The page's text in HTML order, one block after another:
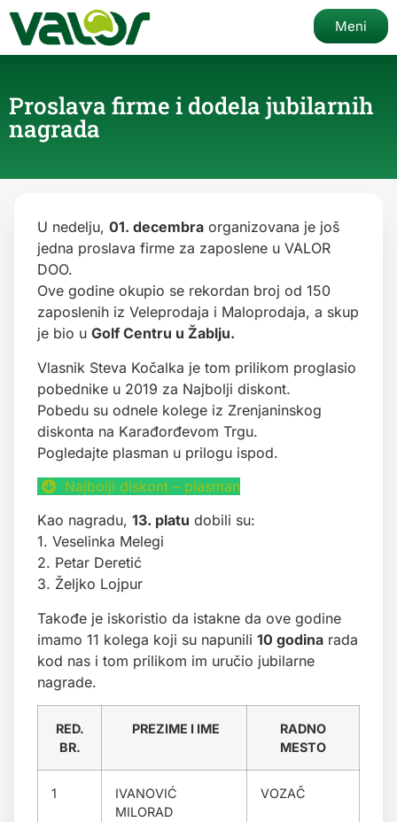
Meni
Proslava firme i dodela jubilarnih
nagrada
U nedelju, 01. decembra organizovana je još
jedna proslava firme za zaposlene u VALOR
DOO.
Ove godine okupio se rekordan broj od 150
zaposlenih iz Veleprodaja i Maloprodaja, a skup
je bio u Golf Centru u Žablju.
Vlasnik Steva Kočalka je tom prilikom proglasio
pobednike u 2019 za Najbolji diskont.
Pobedu su odnele kolege iz Zrenjaninskog
diskonta na Karađorđevom Trgu.
Pogledajte plasman u prilogu ispod.
Najbolji diskont – plasman
Kao nagradu, 13. platu dobili su:
1. Veselinka Melegi
2. Petar Deretić
3. Željko Lojpur
Takođe je iskoristio da istakne da ove godine
imamo 11 kolega koji su napunili 10 godina rada
kod nas i tom prilikom im uručio jubilarne
nagrade.
RED.
BR.
PREZIME I IME
RADNO
MESTO
1
IVANOVIĆ
MILORAD
VOZAČ